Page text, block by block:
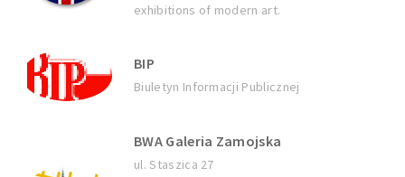
exhibitions of modern art.
BIP
Biuletyn Informacji Publicznej
BWA Galeria Zamojska
ul. Staszica 27